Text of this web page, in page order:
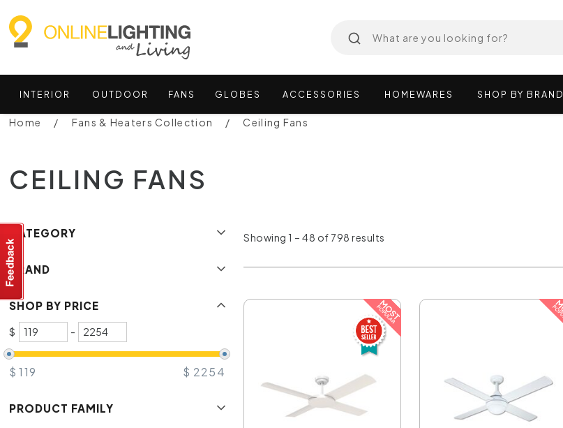
INTERIOR OUTDOOR FANS GLOBES ACCESSORIES HOMEWARES SHOP BY BRAND
Home Fans & Heaters Collection Ceiling Fans
CEILING FANS
CATEGORY
BRAND
SHOP BY PRICE
$ -
$ 119 $ 2254
PRODUCT FAMILY
Showing 1 – 48 of 798 results